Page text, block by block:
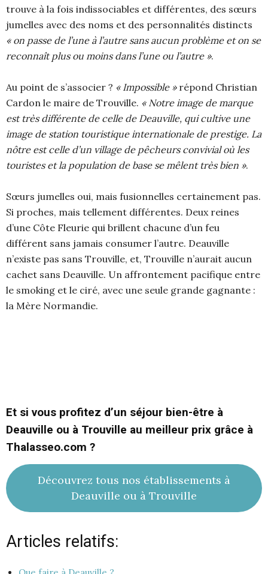
trouve à la fois indissociables et différentes, des sœurs
jumelles avec des noms et des personnalités distincts
« on passe de l’une à l’autre sans aucun problème et on se
reconnaît plus ou moins dans l’une ou l’autre ».
Au point de s’associer ? « Impossible »répond Christian
Cardon le maire de Trouville. « Notre image de marque
est très différente de celle de Deauville, qui cultive une
image de station touristique internationale de prestige. La
nôtre est celle d’un village de pêcheurs convivial où les
touristes et la population de base se mêlent très bien ».
Sœurs jumelles oui, mais fusionnelles certainement pas.
Si proches, mais tellement différentes. Deux reines
d’une Côte Fleurie qui brillent chacune d’un feu
différent sans jamais consumer l’autre. Deauville
n’existe pas sans Trouville, et, Trouville n’aurait aucun
cachet sans Deauville. Un affrontement pacifique entre
le smoking et le ciré, avec une seule grande gagnante :
la Mère Normandie.
Et si vous profitez d’un séjour bien-être à
Deauville ou à Trouville au meilleur prix grâce à
Thalasseo.com ?
Découvrez tous nos établissements à
Deauville ou à Trouville
Articles relatifs: